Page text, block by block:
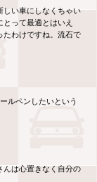
しい車にしなくちゃい
って最適とはいえ
たわけですね。流石で
ルペンしたいという
んは心置きなく自分の